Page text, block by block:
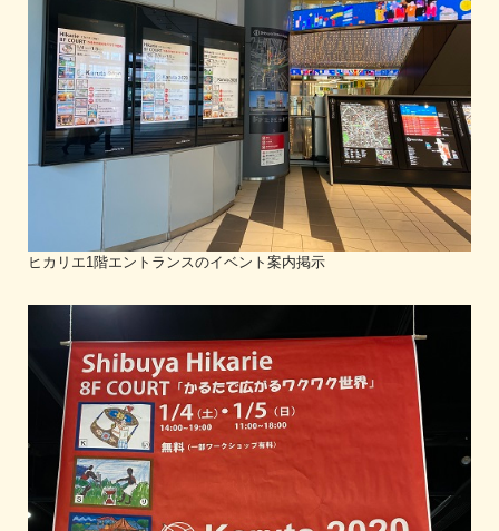
ヒカリエ1階エントランスのイベント案内掲示